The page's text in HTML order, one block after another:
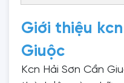
Giới thiệu
Giuộc
Kcn Hải Sơn Cần